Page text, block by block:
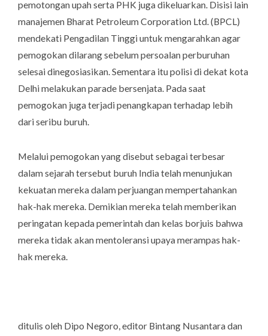
pemotongan upah serta PHK juga dikeluarkan. Disisi lain
manajemen Bharat Petroleum Corporation Ltd. (BPCL)
mendekati Pengadilan Tinggi untuk mengarahkan agar
pemogokan dilarang sebelum persoalan perburuhan
selesai dinegosiasikan. Sementara itu polisi di dekat kota
Delhi melakukan parade bersenjata. Pada saat
pemogokan juga terjadi penangkapan terhadap lebih
dari seribu buruh.
Melalui pemogokan yang disebut sebagai terbesar
dalam sejarah tersebut buruh India telah menunjukan
kekuatan mereka dalam perjuangan mempertahankan
hak-hak mereka. Demikian mereka telah memberikan
peringatan kepada pemerintah dan kelas borjuis bahwa
mereka tidak akan mentoleransi upaya merampas hak-
hak mereka.
ditulis oleh Dipo Negoro, editor Bintang Nusantara dan